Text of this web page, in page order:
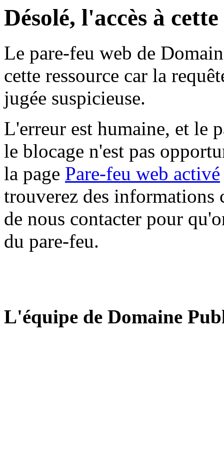
Désolé, l'accès à
Le pare-feu web de
cette ressource car la
jugée suspicieuse.
L'erreur est humaine, et le
le blocage n'est pas
la page Pare-feu web activé
trouverez des informations
de nous contacter pour
du pare-feu.
L'équipe de Domaine